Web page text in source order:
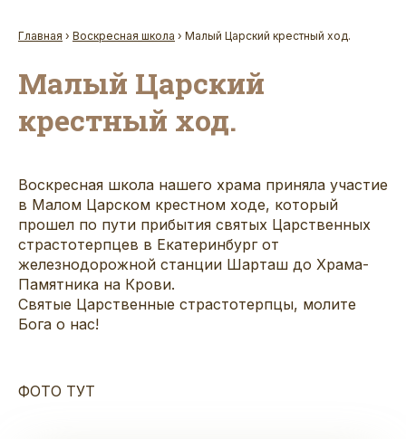
Главная › Воскресная школа › Малый Царский крестный ход.
Малый Царский
крестный ход.
Воскресная школа нашего храма приняла участие
в Малом Царском крестном ходе, который
прошел по пути прибытия святых Царственных
страстотерпцев в Екатеринбург от
железнодорожной станции Шарташ до Храма-
Памятника на Крови.
Святые Царственные страстотерпцы, молите
Бога о нас!
ФОТО ТУТ